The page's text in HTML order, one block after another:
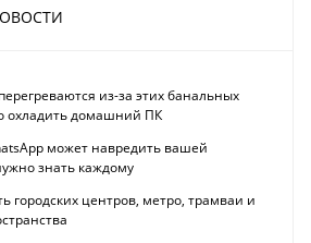
из-за этих банальных
охладить домашний ПК
может навредить вашей
знать каждому
городских центров, метро, трамваи и